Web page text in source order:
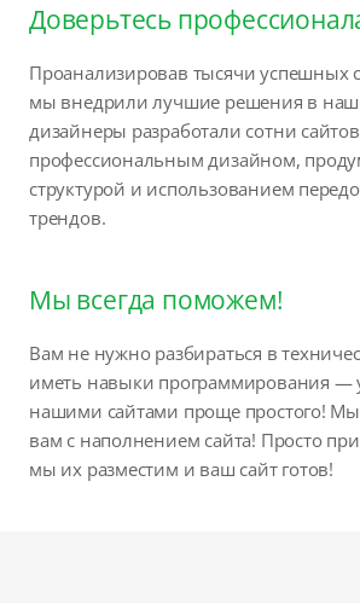
Доверьтесь
Проанализировав тысячи успешных
мы внедрили лучшие решения в
дизайнеры разработали сотни
профессиональным дизайном,
структурой и использованием
трендов.
Мы всегда поможем!
Вам не нужно разбираться в
иметь навыки программирования —
нашими сайтами проще простого!
вам с наполнением сайта! Просто
мы их разместим и ваш сайт готов!